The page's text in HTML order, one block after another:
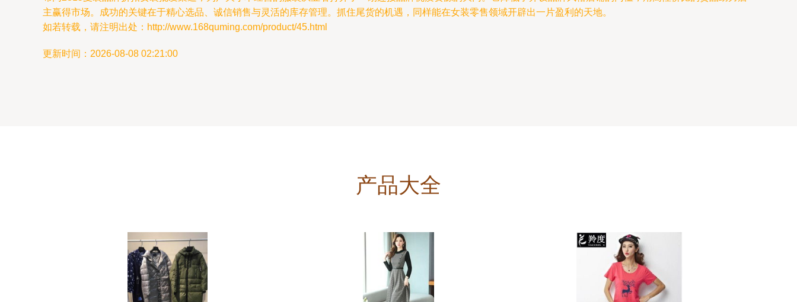
主赢得市场。成功的关键在于精心选品、诚信销售与灵活的库存管理。抓住尾货的机遇，同样能在女装零售领域开辟出一片盈利的天地。
如若转载，请注明出处：http://www.168quming.com/product/45.html
更新时间：2026-08-08 02:21:00
产品大全